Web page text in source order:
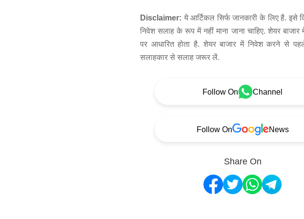
Disclaimer: ये आर्टिकल सिर्फ जानकारी के लिए है. इसे
निवेश सलाह के रूप में नहीं माना जाना चाहिए. शेयर बाजार
पर आधारित होता है. शेयर बाजार में निवेश करने से
सलाहकार से सलाह जरूर लें.
Follow On Channel
Follow On News
Share On